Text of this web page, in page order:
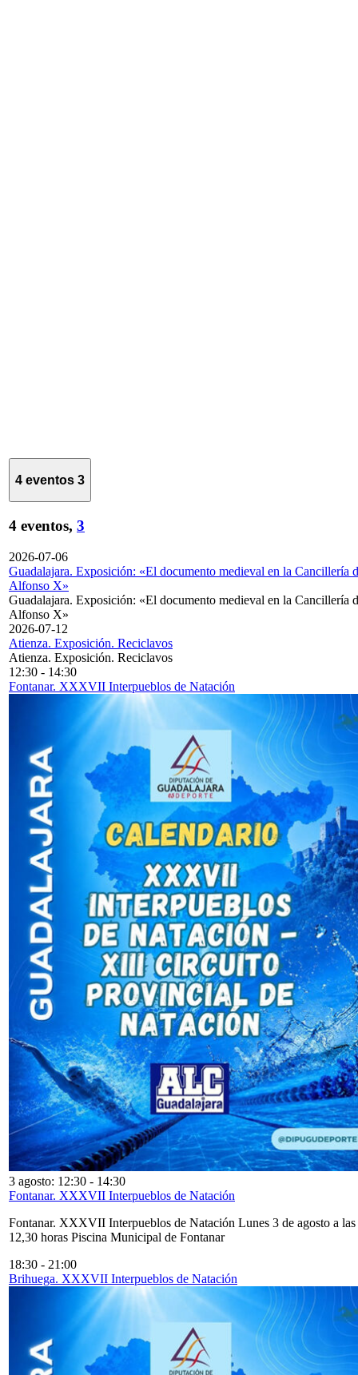
4 eventos 3
4 eventos, 3
2026-07-06
Guadalajara. Exposición: «El documento medieval en la Cancillería
Alfonso X»
Guadalajara. Exposición: «El documento medieval en la Cancillería
Alfonso X»
2026-07-12
Atienza. Exposición. Reciclavos
Atienza. Exposición. Reciclavos
12:30 - 14:30
Fontanar. XXXVII Interpueblos de Natación
3 agosto: 12:30 - 14:30
Fontanar. XXXVII Interpueblos de Natación
Fontanar. XXXVII Interpueblos de Natación Lunes 3 de agosto a las
12,30 horas Piscina Municipal de Fontanar
18:30 - 21:00
Brihuega. XXXVII Interpueblos de Natación